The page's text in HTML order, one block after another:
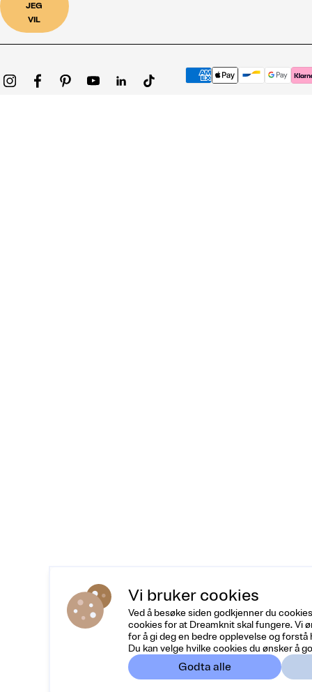
Vi bruker cookies
Ved å besøke siden godkjenner du
cookies for at Dreamknit skal fungere. Vi
for å gi deg en bedre opplevelse og forstå
Du kan velge hvilke cookies du ønsker å
Godta alle
JEG
VIL